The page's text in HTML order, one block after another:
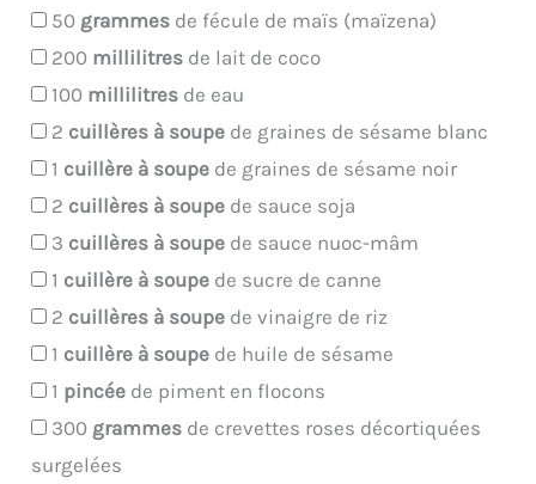
50 grammes de fécule de maïs (maïzena)
200 millilitres de lait de coco
100 millilitres de eau
2 cuillères à soupe de graines de sésame blanc
1 cuillère à soupe de graines de sésame noir
2 cuillères à soupe de sauce soja
3 cuillères à soupe de sauce nuoc-mâm
1 cuillère à soupe de sucre de canne
2 cuillères à soupe de vinaigre de riz
1 cuillère à soupe de huile de sésame
1 pincée de piment en flocons
300 grammes de crevettes roses décortiquées
surgelées